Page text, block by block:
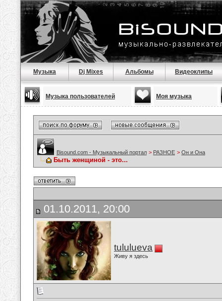
Музыка Dj Mixes Альбомы Видеоклипы
Музыка пользователей Моя музыка
Bisound.com - Музыкальный портал > РАЗНОЕ > Он и Она
Быть женщиной - это...
01.10.2011, 20:00
tululueva
Живу я здесь